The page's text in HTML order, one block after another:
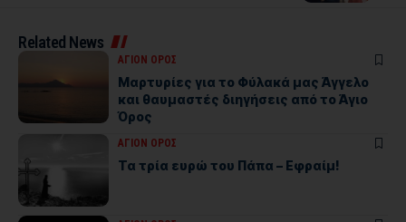
Related News
ΑΓΙΟΝ ΟΡΟΣ
Μαρτυρίες για το Φύλακά μας Άγγελο
και θαυμαστές διηγήσεις από το Άγιο
Όρος
ΑΓΙΟΝ ΟΡΟΣ
Τα τρία ευρώ του Πάπα – Εφραίμ!